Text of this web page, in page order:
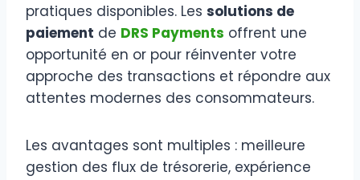
pratiques disponibles. Les solutions de
paiement de DRS Payments offrent une
opportunité en or pour réinventer votre
approche des transactions et répondre aux
attentes modernes des consommateurs.
Les avantages sont multiples : meilleure
gestion des flux de trésorerie, expérience